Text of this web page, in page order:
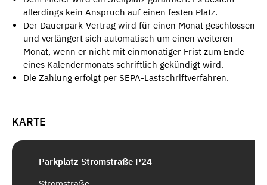
allerdings kein Anspruch auf einen festen Platz.
Der Dauerpark-Vertrag wird für einen Monat geschlossen
und verlängert sich automatisch um einen weiteren
Monat, wenn er nicht mit einmonatiger Frist zum Ende
eines Kalendermonats schriftlich gekündigt wird.
Die Zahlung erfolgt per SEPA-Lastschriftverfahren.
KARTE
Parkplatz Stromstraße P24